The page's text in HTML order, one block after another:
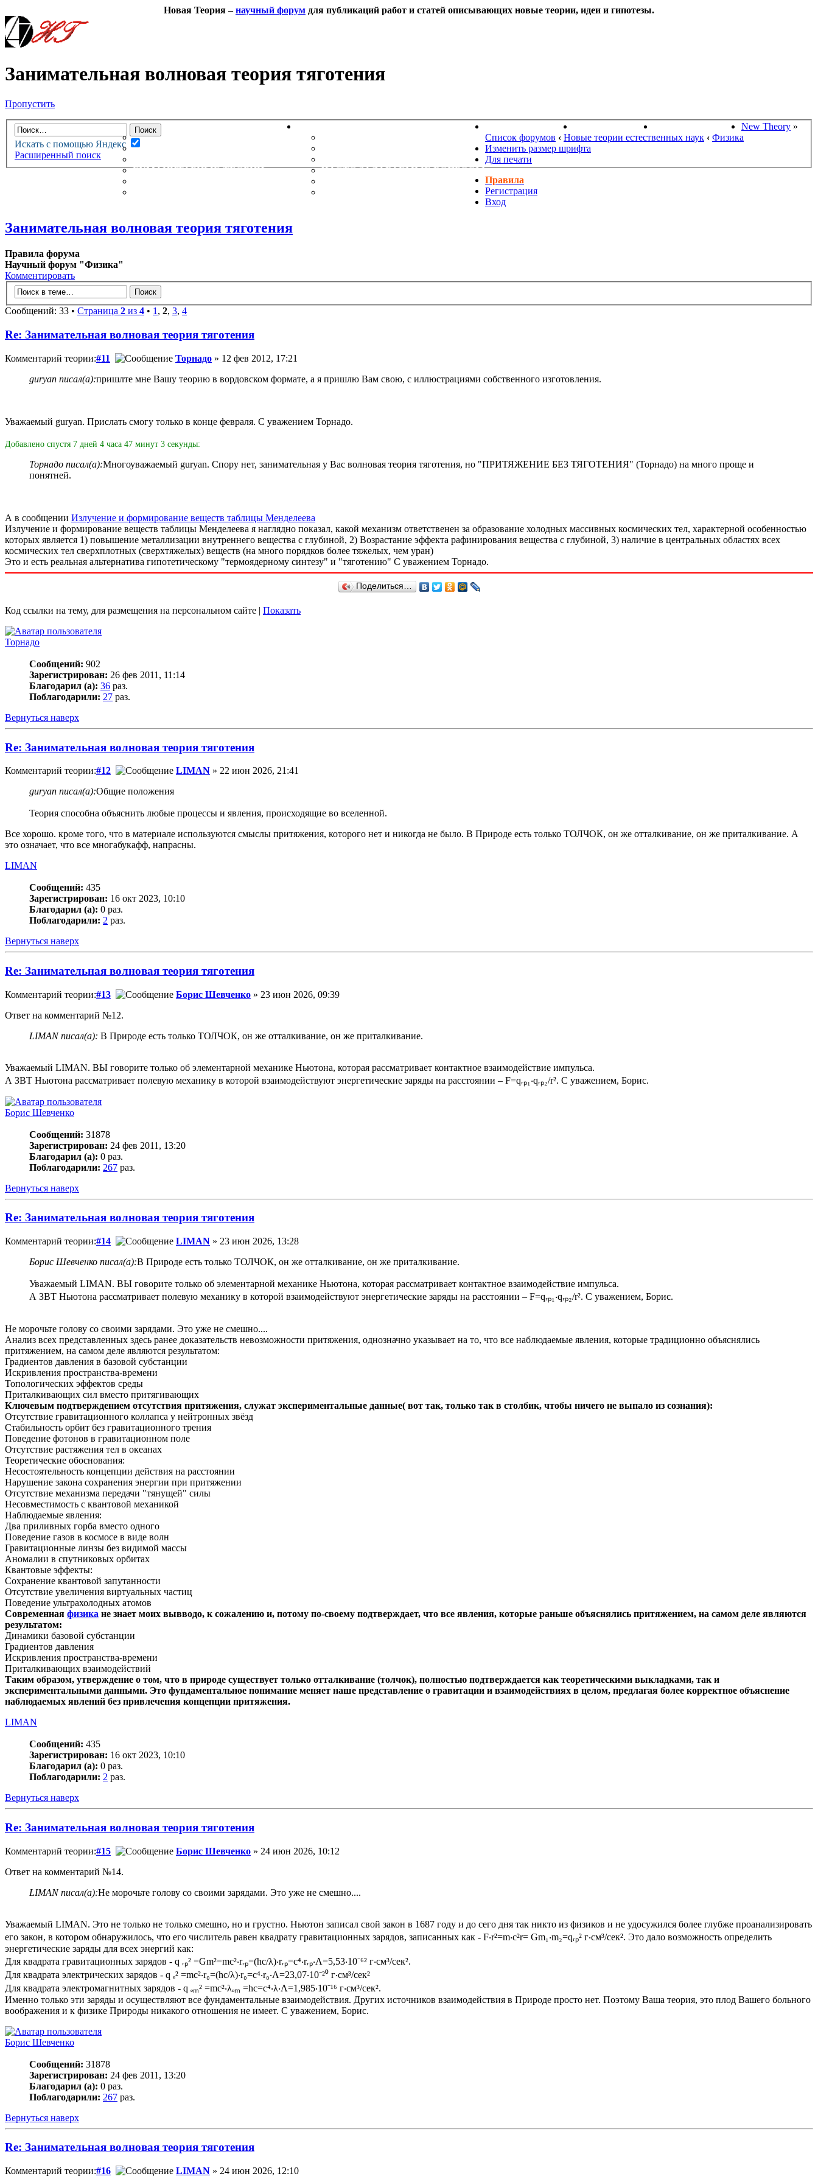
Новая Теория –научный форум для публикаций работ и статей описывающих новые теории, идеи и гипотезы.
Занимательная волновая теория тяготения
Пропустить
Искать с помощью Яндекс
Расширенный поиск
НОВАЯ ТЕОРИЯФОРУМ
НОВЫЕ СООБЩЕНИЯ
НЕПРОЧИТАННЫЕ СООБЩЕНИЯ
ГУМАНИТАРНЫЕ ТЕОРИИ
ЧАСТО ЗАДАВАЕМЫЕ ВОПРОСЫ
НОВОСТИ НАУКИ ПОИСК ТЕОРИЙ СТАРЫЙ ПОРТАЛ New Theory »
Список форумов ‹ Новые теории естественных наук ‹ Физика
Изменить размер шрифта
Для печати
Правила
Регистрация
Вход
Занимательная волновая теория тяготения
Правила форума
Научный форум "Физика"
Комментировать
Сообщений: 33 • Страница 2 из 4 • 1, 2, 3, 4
Re: Занимательная волновая теория тяготения
Комментарий теории:#11 Торнадо » 12 фев 2012, 17:21
guryan писал(а):пришлте мне Вашу теорию в вордовском формате, а я пришлю Вам свою, с иллюстрациями собственного изготовления.
Уважаемый guryan. Прислать смогу только в конце февраля. С уважением Торнадо.
Добавлено спустя 7 дней 4 часа 47 минут 3 секунды:
Торнадо писал(а):Многоуважаемый guryan. Спору нет, занимательная у Вас волновая теория тяготения, но "ПРИТЯЖЕНИЕ БЕЗ ТЯГОТЕНИЯ" (Торнадо) на много проще и
понятней.
А в сообщении Излучение и формирование веществ таблицы Менделеева
Излучение и формирование веществ таблицы Менделеева я наглядно показал, какой механизм ответственен за образование холодных массивных космических тел, характерной особенностью
которых является 1) повышение металлизации внутреннего вещества с глубиной, 2) Возрастание эффекта рафинирования вещества с глубиной, 3) наличие в центральных областях всех
космических тел сверхплотных (сверхтяжелых) веществ (на много порядков более тяжелых, чем уран)
Это и есть реальная альтернатива гипотетическому "термоядерному синтезу" и "тяготению" С уважением Торнадо.
Поделиться…
Код ссылки на тему, для размещения на персональном сайте | Показать
Торнадо
Сообщений: 902
Зарегистрирован: 26 фев 2011, 11:14
Благодарил (а): 36 раз.
Поблагодарили: 27 раз.
Вернуться наверх
Re: Занимательная волновая теория тяготения
Комментарий теории:#12 LIMAN » 22 июн 2026, 21:41
guryan писал(а):Общие положения
Теория способна объяснить любые процессы и явления, происходящие во вселенной.
Все хорошо. кроме того, что в материале используются смыслы притяжения, которого нет и никогда не было. В Природе есть только ТОЛЧОК, он же отталкивание, он же приталкивание. А
это означает, что все многабукафф, напрасны.
LIMAN
Сообщений: 435
Зарегистрирован: 16 окт 2023, 10:10
Благодарил (а): 0 раз.
Поблагодарили: 2 раз.
Вернуться наверх
Re: Занимательная волновая теория тяготения
Комментарий теории:#13 Борис Шевченко » 23 июн 2026, 09:39
Ответ на комментарий №12.
LIMAN писал(а): В Природе есть только ТОЛЧОК, он же отталкивание, он же приталкивание.
Уважаемый LIMАN. ВЫ говорите только об элементарной механике Ньютона, которая рассматривает контактное взаимодействие импульса.
А ЗВТ Ньютона рассматривает полевую механику в которой взаимодействуют энергетические заряды на расстоянии – F=qᵣₚ₁‧qᵣₚ₂/r². С уважением, Борис.
Борис Шевченко
Сообщений: 31878
Зарегистрирован: 24 фев 2011, 13:20
Благодарил (а): 0 раз.
Поблагодарили: 267 раз.
Вернуться наверх
Re: Занимательная волновая теория тяготения
Комментарий теории:#14 LIMAN » 23 июн 2026, 13:28
Борис Шевченко писал(а):В Природе есть только ТОЛЧОК, он же отталкивание, он же приталкивание.
Уважаемый LIMАN. ВЫ говорите только об элементарной механике Ньютона, которая рассматривает контактное взаимодействие импульса.
А ЗВТ Ньютона рассматривает полевую механику в которой взаимодействуют энергетические заряды на расстоянии – F=qᵣₚ₁‧qᵣₚ₂/r². С уважением, Борис.
Не морочьте голову со своими зарядами. Это уже не смешно....
Анализ всех представленных здесь ранее доказательств невозможности притяжения, однозначно указывает на то, что все наблюдаемые явления, которые традиционно объяснялись
притяжением, на самом деле являются результатом:
Градиентов давления в базовой субстанции
Искривления пространства-времени
Топологических эффектов среды
Приталкивающих сил вместо притягивающих
Ключевым подтверждением отсутствия притяжения, служат экспериментальные данные( вот так, только так в столбик, чтобы ничего не выпало из сознания):
Отсутствие гравитационного коллапса у нейтронных звёзд
Стабильность орбит без гравитационного трения
Поведение фотонов в гравитационном поле
Отсутствие растяжения тел в океанах
Теоретические обоснования:
Несостоятельность концепции действия на расстоянии
Нарушение закона сохранения энергии при притяжении
Отсутствие механизма передачи "тянущей" силы
Несовместимость с квантовой механикой
Наблюдаемые явления:
Два приливных горба вместо одного
Поведение газов в космосе в виде волн
Гравитационные линзы без видимой массы
Аномалии в спутниковых орбитах
Квантовые эффекты:
Сохранение квантовой запутанности
Отсутствие увеличения виртуальных частиц
Поведение ультрахолодных атомов
Современная физика не знает моих вывводо, к сожалению и, потому по-своему подтверждает, что все явления, которые раньше объяснялись притяжением, на самом деле являются
результатом:
Динамики базовой субстанции
Градиентов давления
Искривления пространства-времени
Приталкивающих взаимодействий
Таким образом, утверждение о том, что в природе существует только отталкивание (толчок), полностью подтверждается как теоретическими выкладками, так и
экспериментальными данными. Это фундаментальное понимание меняет наше представление о гравитации и взаимодействиях в целом, предлагая более корректное объяснение
наблюдаемых явлений без привлечения концепции притяжения.
LIMAN
Сообщений: 435
Зарегистрирован: 16 окт 2023, 10:10
Благодарил (а): 0 раз.
Поблагодарили: 2 раз.
Вернуться наверх
Re: Занимательная волновая теория тяготения
Комментарий теории:#15 Борис Шевченко » 24 июн 2026, 10:12
Ответ на комментарий №14.
LIMAN писал(а):Не морочьте голову со своими зарядами. Это уже не смешно....
Уважаемый LIMAN. Это не только не только смешно, но и грустно. Ньютон записал свой закон в 1687 году и до сего дня так никто из физиков и не удосужился более глубже проанализировать
его закон, в котором обнаружилось, что его числитель равен квадрату гравитационных зарядов, записанных как - F‧r²=m‧c²r= Gm₁‧m₂=qᵣₚ² г‧см³/сек². Это дало возможность определить
энергетические заряды для всех энергий как:
Для квадрата гравитационных зарядов - q ᵣₚ² =Gm²=mc²‧rᵣₚ=(hc/λ)‧rᵣₚ=c⁴‧rᵣₚ‧Λ=5,53‧10⁻⁶² г‧см³/сек².
Для квадрата электрических зарядов - q ₑ² =mc²‧r₀=(hc/λ)‧r₀=c⁴‧r₀‧Λ=23,07‧10⁻²⁰ г‧см³/сек²
Для квадрата электромагнитных зарядов - q ₑₘ² =mc²‧λₑₘ =hc=c⁴‧λ‧Λ=1,985‧10⁻¹⁶ г‧см³/сек².
Именно только эти заряды и осуществляют все фундаментальные взаимодействия. Других источников взаимодействия в Природе просто нет. Поэтому Ваша теория, это плод Вашего больного
воображения и к физике Природы никакого отношения не имеет. С уважением, Борис.
Борис Шевченко
Сообщений: 31878
Зарегистрирован: 24 фев 2011, 13:20
Благодарил (а): 0 раз.
Поблагодарили: 267 раз.
Вернуться наверх
Re: Занимательная волновая теория тяготения
Комментарий теории:#16 LIMAN » 24 июн 2026, 12:10